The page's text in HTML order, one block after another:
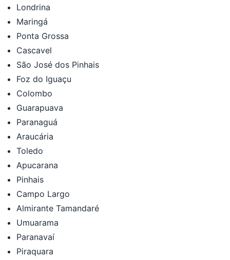
Londrina
Maringá
Ponta Grossa
Cascavel
São José dos Pinhais
Foz do Iguaçu
Colombo
Guarapuava
Paranaguá
Araucária
Toledo
Apucarana
Pinhais
Campo Largo
Almirante Tamandaré
Umuarama
Paranavaí
Piraquara